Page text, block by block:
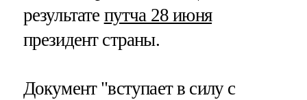
результате путча 28 июня
президент страны.
Документ "вступает в силу с